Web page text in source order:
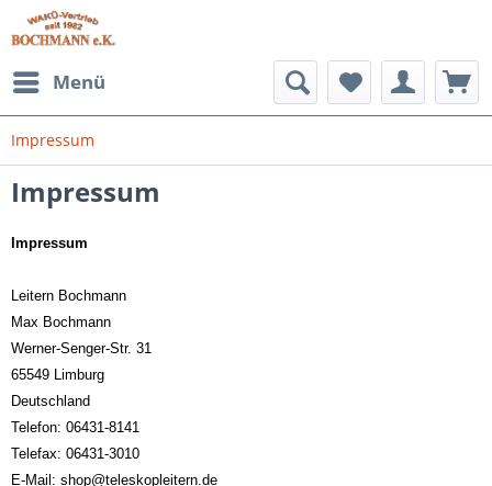
Menü
Impressum
Impressum
Impressum
Leitern Bochmann
Max Bochmann
Werner-Senger-Str. 31
65549 Limburg
Deutschland
Telefon: 06431-8141
Telefax: 06431-3010
E-Mail: shop@teleskopleitern.de